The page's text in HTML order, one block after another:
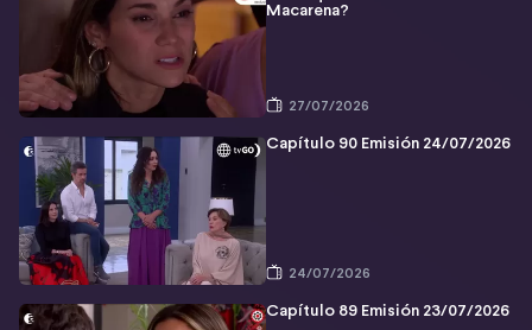
Macarena?
27/07/2026
Capítulo 90 Emisión 24/07/2026
24/07/2026
Capítulo 89 Emisión 23/07/2026